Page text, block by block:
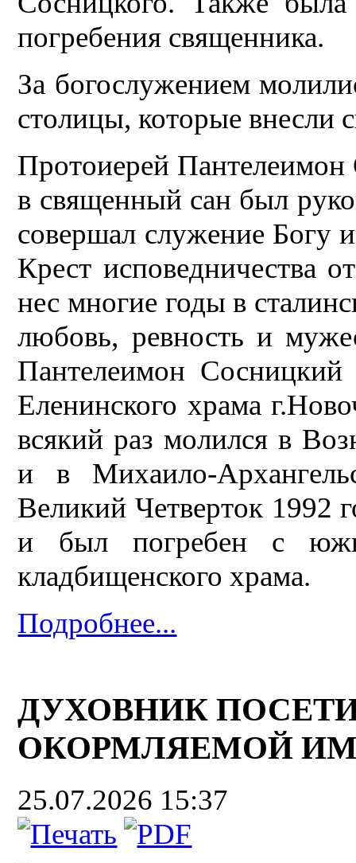
погребения священника.
За богослужением
столицы, которые внесли
Протоиерей Пантелеимон
в священный сан был
совершал служение Богу
Крест исповедничества
нес многие годы в
любовь, ревность и
Пантелеимон Сосницкий
Еленинского храма
всякий раз молился в
и в Михаило-
Великий Четверток 1992
и был погребен с
кладбищенского храма.
Подробнее...
ДУХОВНИК
ОКОРМЛЯЕМОЙ
25.07.2026 15:37